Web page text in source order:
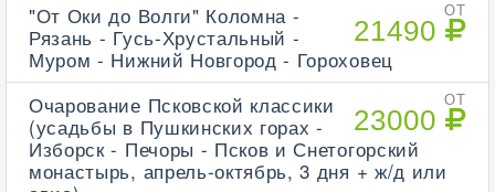
ОТ
21490
"От Оки до Волги" Коломна -
Рязань - Гусь-Хрустальный -
Муром - Нижний Новгород - Гороховец
ОТ
23000
Очарование Псковской классики
(усадьбы в Пушкинских горах -
Изборск - Печоры - Псков и Снетогорский
монастырь, апрель-октябрь, 3 дня + ж/д или